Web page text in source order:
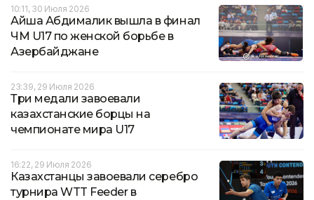
10:11, 30 Июля 2026
Айша Абдималик вышла в финал
ЧМ U17 по женской борьбе в
Азербайджане
23:39, 29 Июля 2026
Три медали завоевали
казахстанские борцы на
чемпионате мира U17
16:22, 29 Июля 2026
Казахстанцы завоевали серебро
турнира WTT Feeder в